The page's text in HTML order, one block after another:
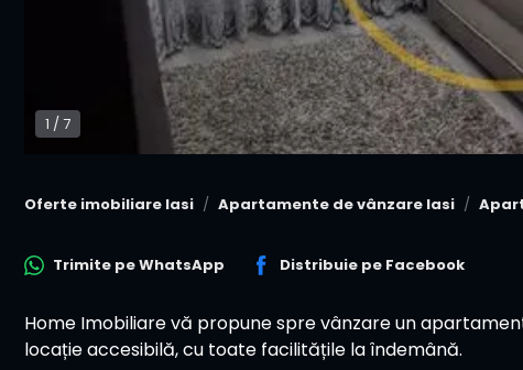
1 /7
Oferte imobiliare Iasi Apartamente de vânzare Iasi
Trimite peWhatsApp Distribuie pe Facebook
Home Imobiliare vă propune spre vânzare un
locație accesibilă, cu toate facilitățile la îndemână.